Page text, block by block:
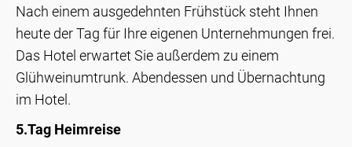
Nach einem ausgedehnten Frühstück steht Ihnen
heute der Tag für Ihre eigenen Unternehmungen frei.
Das Hotel erwartet Sie außerdem zu einem
Glühweinumtrunk. Abendessen und Übernachtung
im Hotel.
5.Tag Heimreise